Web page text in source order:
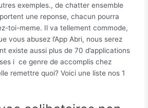
exemples., de chatter ensemble
une reponse, chacun pourra
toi-meme. Il va tellement commode,
vous abusez l’App Abri, nous serez
existe aussi plus de 70 d’applications
i ce genre de accomplis chez
remettre quoi? Voici une liste nos 1